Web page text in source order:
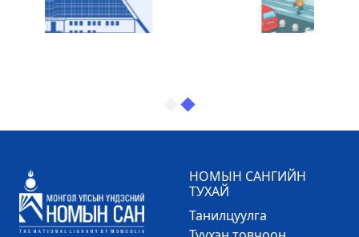
НОМЫН САНГИЙН
ТУХАЙ
Танилцуулга